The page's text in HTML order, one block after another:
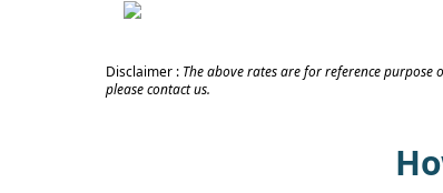
Disclaimer :The above rates are for reference purpose
please contact us.